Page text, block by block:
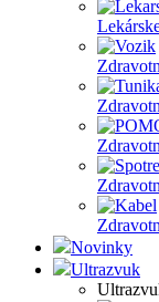
Novinky
Ultrazvuk